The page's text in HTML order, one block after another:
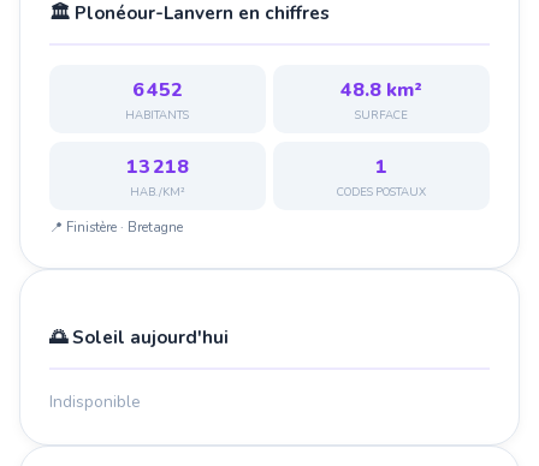
🏛️ Plonéour-Lanvern en chiffres
6 452
HABITANTS
48.8 km²
SURFACE
13 218
HAB./KM²
1
CODES POSTAUX
📍 Finistère · Bretagne
🌅 Soleil aujourd'hui
Indisponible